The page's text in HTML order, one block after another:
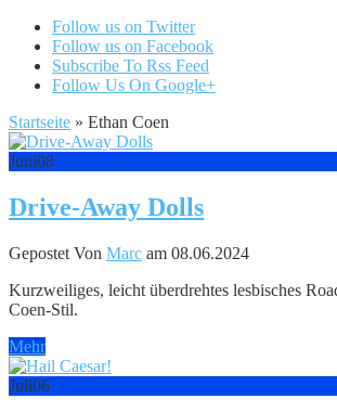
Follow us on Twitter
Follow us on Facebook
Subscribe To Rss Feed
Follow Us On Google+
Startseite » Ethan Coen
Juni08
Drive-Away Dolls
Gepostet Von Marc am 08.06.2024
Kurzweiliges, leicht überdrehtes lesbisches
Coen-Stil.
Mehr
Juli06